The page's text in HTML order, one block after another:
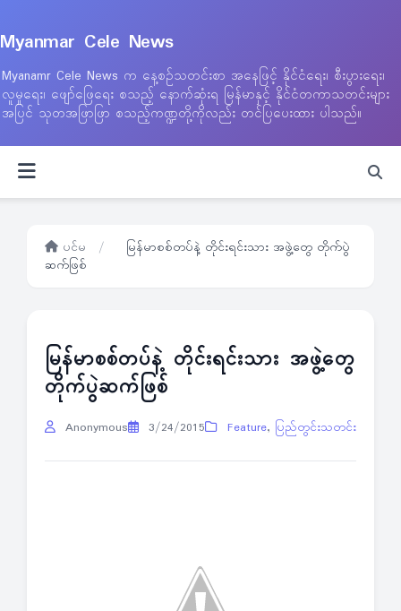
Myanmar Cele News
Myanamr Cele News က နေ့စဉ်သတင်းစာ အနေဖြင့် နိုင်ငံရေး၊ စီးပွားရေး၊
လူမှုရေး၊ ဖျော်ဖြေရေး စသည့် နောက်ဆုံးရ မြန်မာနှင့် နိုင်ငံတကာသတင်းများ
အပြင် သုတအဖြာဖြာ စသည့်ကဏ္ဍတို့ကိုလည်း တင်ပြပေးထား ပါသည်။
ပင်မ /
မြန်မာစစ်တပ်နဲ့ တိုင်းရင်းသား အဖွဲ့တွေ တိုက်ပွဲ
ဆက်ဖြစ်
မြန်မာစစ်တပ်နဲ့ တိုင်းရင်းသား အဖွဲ့တွေ
တိုက်ပွဲဆက်ဖြစ်
Anonymous 3/24/2015 Feature, ပြည်တွင်းသတင်း